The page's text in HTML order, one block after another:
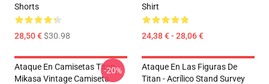
Shorts
28,50 €$30.98
Shirt
24,38 € - 28,06 €
Ataque En Camisetas Titan -
Mikasa Vintage Camiseta
-20%
Ataque En Las Figuras De
Titan - Acrílico Stand Survey